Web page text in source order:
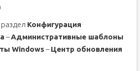
Windows
расширенные параметры
Конфигурация
–Административные шаблоны
Windows –Центр обновления